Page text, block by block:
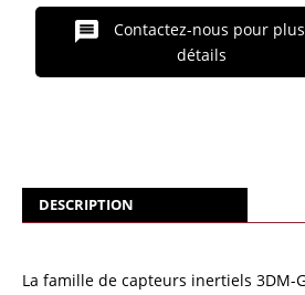
Contactez-nous pour
détails
DESCRIPTION
La famille de capteurs inertiels 3DM-